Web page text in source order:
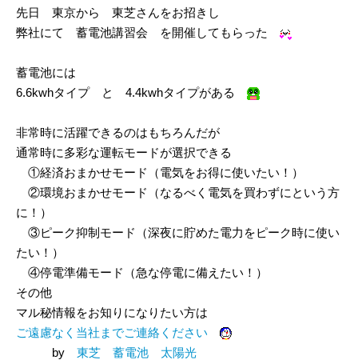
先日 東京から 東芝さんをお招きし
弊社にて 蓄電池講習会 を開催してもらった
蓄電池には
6.6kwhタイプ と 4.4kwhタイプがある
非常時に活躍できるのはもちろんだが
通常時に多彩な運転モードが選択できる
①経済おまかせモード（電気をお得に使いたい！）
②環境おまかせモード（なるべく電気を買わずにという方
に！）
③ピーク抑制モード（深夜に貯めた電力をピーク時に使い
たい！）
④停電準備モード（急な停電に備えたい！）
その他
マル秘情報をお知りになりたい方は
ご遠慮なく当社までご連絡ください
by 東芝 蓄電池 太陽光